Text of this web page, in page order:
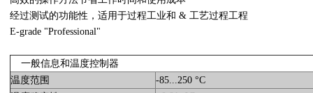
经过测试的功能性，适用于过程工业和 & 工艺过程工程
E-grade "Professional"
一般信息和温度控制器
温度范围
-85...250 °C